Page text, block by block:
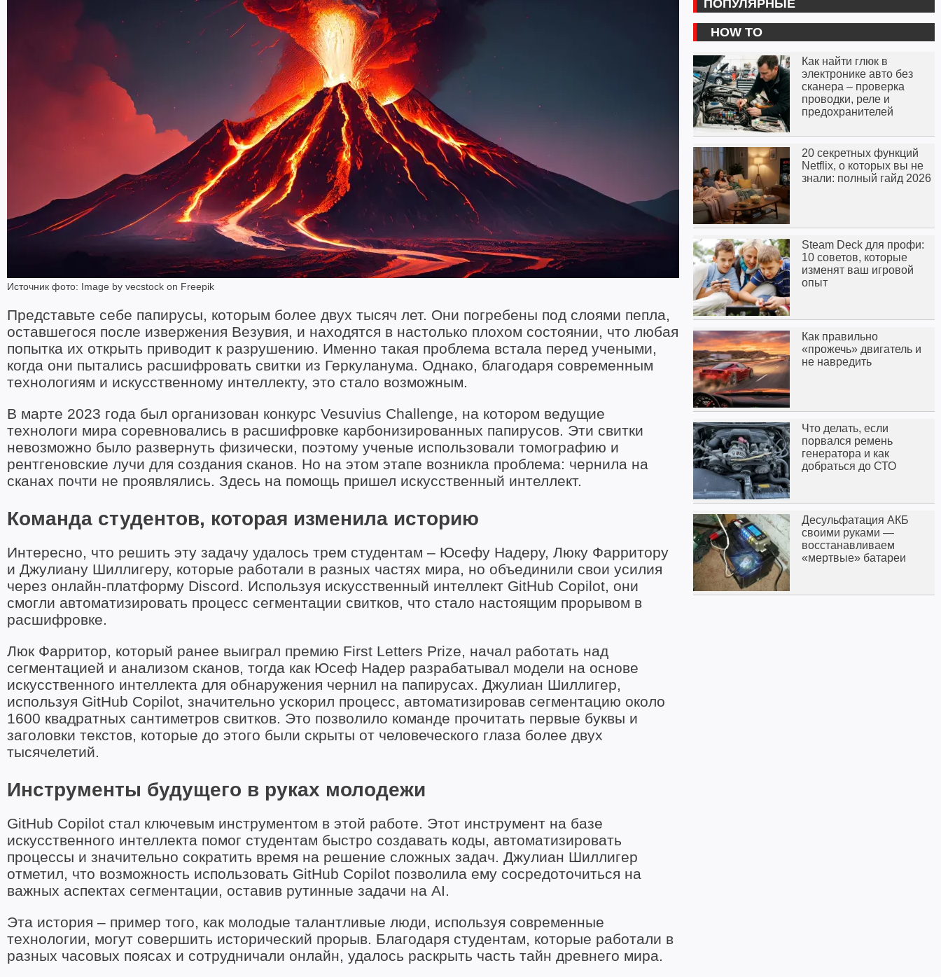
Источник фото: Image by vecstock on Freepik
Представьте себе папирусы, которым более двух тысяч лет. Они погребены под слоями пепла,
оставшегося после извержения Везувия, и находятся в настолько плохом состоянии, что любая
попытка их открыть приводит к разрушению. Именно такая проблема встала перед учеными,
когда они пытались расшифровать свитки из Геркуланума. Однако, благодаря современным
технологиям и искусственному интеллекту, это стало возможным.
В марте 2023 года был организован конкурс Vesuvius Challenge, на котором ведущие
технологи мира соревновались в расшифровке карбонизированных папирусов. Эти свитки
невозможно было развернуть физически, поэтому ученые использовали томографию и
рентгеновские лучи для создания сканов. Но на этом этапе возникла проблема: чернила на
сканах почти не проявлялись. Здесь на помощь пришел искусственный интеллект.
Команда студентов, которая изменила историю
Интересно, что решить эту задачу удалось трем студентам – Юсефу Надеру, Люку Фарритору
и Джулиану Шиллигеру, которые работали в разных частях мира, но объединили свои усилия
через онлайн-платформу Discord. Используя искусственный интеллект GitHub Copilot, они
смогли автоматизировать процесс сегментации свитков, что стало настоящим прорывом в
расшифровке.
Люк Фарритор, который ранее выиграл премию First Letters Prize, начал работать над
сегментацией и анализом сканов, тогда как Юсеф Надер разрабатывал модели на основе
искусственного интеллекта для обнаружения чернил на папирусах. Джулиан Шиллигер,
используя GitHub Copilot, значительно ускорил процесс, автоматизировав сегментацию около
1600 квадратных сантиметров свитков. Это позволило команде прочитать первые буквы и
заголовки текстов, которые до этого были скрыты от человеческого глаза более двух
тысячелетий.
Инструменты будущего в руках молодежи
GitHub Copilot стал ключевым инструментом в этой работе. Этот инструмент на базе
искусственного интеллекта помог студентам быстро создавать коды, автоматизировать
процессы и значительно сократить время на решение сложных задач. Джулиан Шиллигер
отметил, что возможность использовать GitHub Copilot позволила ему сосредоточиться на
важных аспектах сегментации, оставив рутинные задачи на AI.
Эта история – пример того, как молодые талантливые люди, используя современные
технологии, могут совершить исторический прорыв. Благодаря студентам, которые работали в
разных часовых поясах и сотрудничали онлайн, удалось раскрыть часть тайн древнего мира.
ПОПУЛЯРНЫЕ
HOW TO
Как найти глюк в
электронике авто без
сканера – проверка
проводки, реле и
предохранителей
20 секретных функций
Netflix, о которых вы не
знали: полный гайд 2026
Steam Deck для профи:
10 советов, которые
изменят ваш игровой
опыт
Как правильно
«прожечь» двигатель и
не навредить
Что делать, если
порвался ремень
генератора и как
добраться до СТО
Десульфатация АКБ
своими руками —
восстанавливаем
«мертвые» батареи